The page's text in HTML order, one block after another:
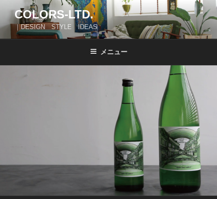
テ
ン
COLORS-LTD.
｜DESIGN STYLE IDEAS
メニュー